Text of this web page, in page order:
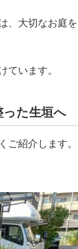
、大切なお庭を
ています。
た生垣へ
ご紹介します。